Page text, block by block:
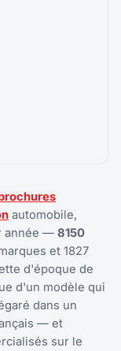
automobile,
année — 8150
et 1827
d'époque de
d'un modèle qui
dans un
— et
sur le